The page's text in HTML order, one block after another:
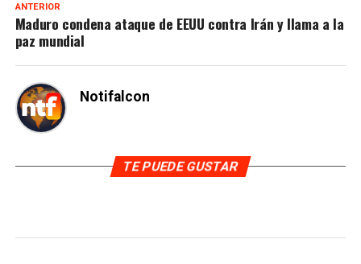
ANTERIOR
Maduro condena ataque de EEUU contra Irán y llama a la
paz mundial
Notifalcon
TE PUEDE GUSTAR